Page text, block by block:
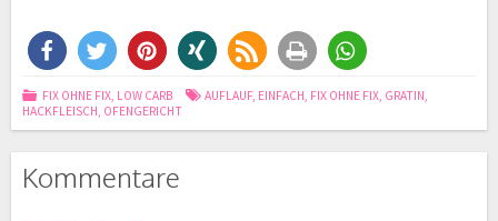
FIX OHNE FIX, LOW CARB AUFLAUF, EINFACH, FIX OHNE FIX, GRATIN,
HACKFLEISCH, OFENGERICHT
Kommentare